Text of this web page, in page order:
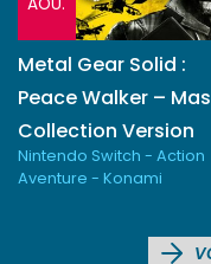
Metal Gear Solid :
Peace Walker –
Collection Version
Nintendo Switch - Action
Aventure - Konami